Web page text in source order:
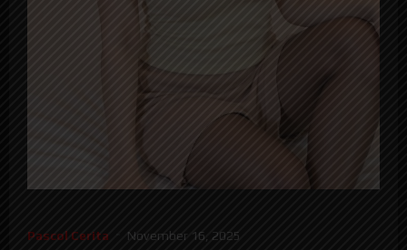
Pascol Cerita November 16, 2025